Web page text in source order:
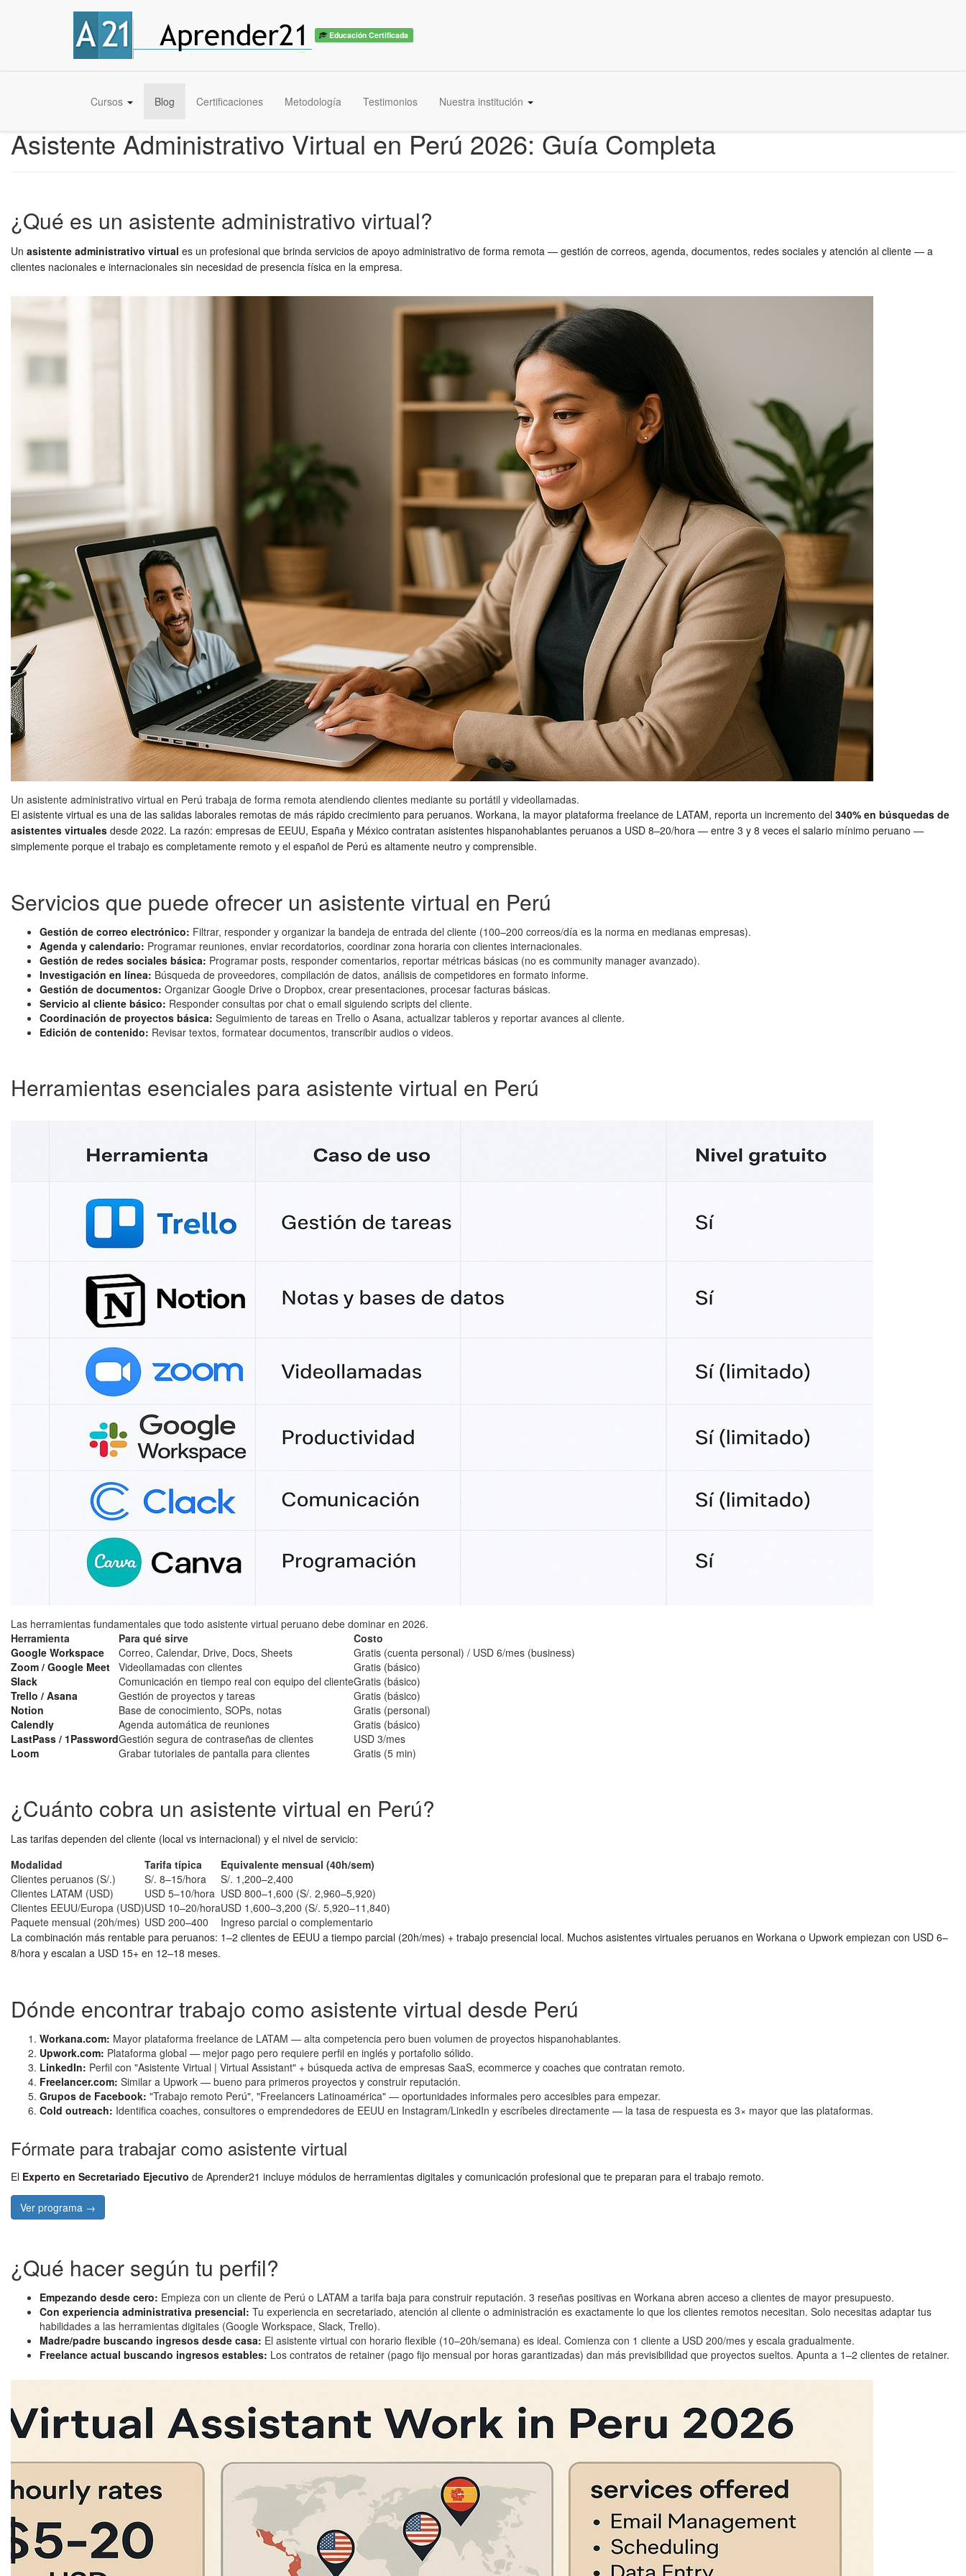
Educación Certificada
Cursos Blog Certificaciones Metodología Testimonios Nuestra institución
Asistente Administrativo Virtual en Perú 2026: Guía Completa
¿Qué es un asistente administrativo virtual?
Un asistente administrativo virtual es un profesional que brinda servicios de apoyo administrativo de forma remota — gestión de correos, agenda, documentos, redes sociales y atención al cliente — a
clientes nacionales e internacionales sin necesidad de presencia física en la empresa.
Un asistente administrativo virtual en Perú trabaja de forma remota atendiendo clientes mediante su portátil y videollamadas.
El asistente virtual es una de las salidas laborales remotas de más rápido crecimiento para peruanos. Workana, la mayor plataforma freelance de LATAM, reporta un incremento del 340% en búsquedas de
asistentes virtuales desde 2022. La razón: empresas de EEUU, España y México contratan asistentes hispanohablantes peruanos a USD 8–20/hora — entre 3 y 8 veces el salario mínimo peruano —
simplemente porque el trabajo es completamente remoto y el español de Perú es altamente neutro y comprensible.
Servicios que puede ofrecer un asistente virtual en Perú
Gestión de correo electrónico: Filtrar, responder y organizar la bandeja de entrada del cliente (100–200 correos/día es la norma en medianas empresas).
Agenda y calendario: Programar reuniones, enviar recordatorios, coordinar zona horaria con clientes internacionales.
Gestión de redes sociales básica: Programar posts, responder comentarios, reportar métricas básicas (no es community manager avanzado).
Investigación en línea: Búsqueda de proveedores, compilación de datos, análisis de competidores en formato informe.
Gestión de documentos: Organizar Google Drive o Dropbox, crear presentaciones, procesar facturas básicas.
Servicio al cliente básico: Responder consultas por chat o email siguiendo scripts del cliente.
Coordinación de proyectos básica: Seguimiento de tareas en Trello o Asana, actualizar tableros y reportar avances al cliente.
Edición de contenido: Revisar textos, formatear documentos, transcribir audios o videos.
Herramientas esenciales para asistente virtual en Perú
Las herramientas fundamentales que todo asistente virtual peruano debe dominar en 2026.
Herramienta
Para qué sirve
Costo
Google Workspace
Correo, Calendar, Drive, Docs, Sheets
Gratis (cuenta personal) / USD 6/mes (business)
Zoom / Google Meet Videollamadas con clientes
Gratis (básico)
Slack
Comunicación en tiempo real con equipo del clienteGratis (básico)
Trello / Asana
Gestión de proyectos y tareas
Gratis (básico)
Notion
Base de conocimiento, SOPs, notas
Gratis (personal)
Calendly
Agenda automática de reuniones
Gratis (básico)
LastPass / 1PasswordGestión segura de contraseñas de clientes
USD 3/mes
Loom
Grabar tutoriales de pantalla para clientes Gratis (5 min)
¿Cuánto cobra un asistente virtual en Perú?
Las tarifas dependen del cliente (local vs internacional) y el nivel de servicio:
Modalidad
Tarifa típica
Equivalente mensual (40h/sem)
Clientes peruanos (S/.)
S/. 8–15/hora
S/. 1,200–2,400
Clientes LATAM (USD)
USD 5–10/hora USD 800–1,600 (S/. 2,960–5,920)
Clientes EEUU/Europa (USD)USD 10–20/horaUSD 1,600–3,200 (S/. 5,920–11,840)
Paquete mensual (20h/mes) USD 200–400
Ingreso parcial o complementario
La combinación más rentable para peruanos: 1–2 clientes de EEUU a tiempo parcial (20h/mes) + trabajo presencial local. Muchos asistentes virtuales peruanos en Workana o Upwork empiezan con USD 6–
8/hora y escalan a USD 15+ en 12–18 meses.
Dónde encontrar trabajo como asistente virtual desde Perú
Workana.com: Mayor plataforma freelance de LATAM — alta competencia pero buen volumen de proyectos hispanohablantes.
Upwork.com: Plataforma global — mejor pago pero requiere perfil en inglés y portafolio sólido.
LinkedIn: Perfil con "Asistente Virtual | Virtual Assistant" + búsqueda activa de empresas SaaS, ecommerce y coaches que contratan remoto.
Freelancer.com: Similar a Upwork — bueno para primeros proyectos y construir reputación.
Grupos de Facebook: "Trabajo remoto Perú", "Freelancers Latinoamérica" — oportunidades informales pero accesibles para empezar.
Cold outreach: Identifica coaches, consultores o emprendedores de EEUU en Instagram/LinkedIn y escríbeles directamente — la tasa de respuesta es 3× mayor que las plataformas.
Fórmate para trabajar como asistente virtual
El Experto en Secretariado Ejecutivo de Aprender21 incluye módulos de herramientas digitales y comunicación profesional que te preparan para el trabajo remoto.
Ver programa →
¿Qué hacer según tu perfil?
Empezando desde cero: Empieza con un cliente de Perú o LATAM a tarifa baja para construir reputación. 3 reseñas positivas en Workana abren acceso a clientes de mayor presupuesto.
Con experiencia administrativa presencial: Tu experiencia en secretariado, atención al cliente o administración es exactamente lo que los clientes remotos necesitan. Solo necesitas adaptar tus
habilidades a las herramientas digitales (Google Workspace, Slack, Trello).
Madre/padre buscando ingresos desde casa: El asistente virtual con horario flexible (10–20h/semana) es ideal. Comienza con 1 cliente a USD 200/mes y escala gradualmente.
Freelance actual buscando ingresos estables: Los contratos de retainer (pago fijo mensual por horas garantizadas) dan más previsibilidad que proyectos sueltos. Apunta a 1–2 clientes de retainer.